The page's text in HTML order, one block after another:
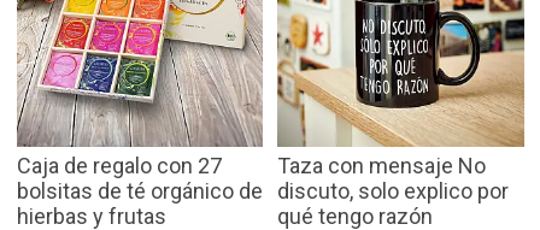
Caja de regalo con 27
bolsitas de té orgánico de
hierbas y frutas
Taza con mensaje No
discuto, solo explico por
qué tengo razón